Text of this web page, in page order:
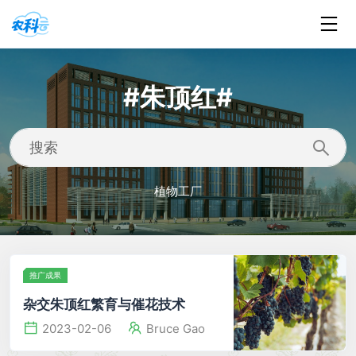
#朱顶红#
植物工厂
推广成果
杂交朱顶红繁育与催花技术
2023-02-06 Bruce Gao